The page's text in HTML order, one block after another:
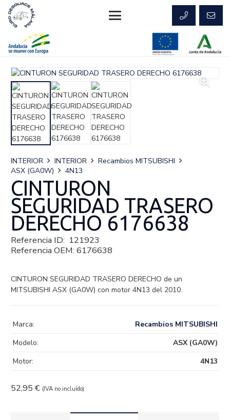
INTERIOR INTERIOR
Recambios MITSUBISHI
ASX (GA0W)
4N13
CINTURON
SEGURIDAD TRASERO
DERECHO 6176638
Referencia ID: 121923
Referencia OEM: 6176638
CINTURON SEGURIDAD TRASERO DERECHO de un
MITSUBISHI ASX (GA0W) con motor 4N13 del 2010.
52,95 € (IVA no incluído)
Marca:
Recambios MITSUBISHI
Modelo:
ASX (GA0W)
Motor:
4N13